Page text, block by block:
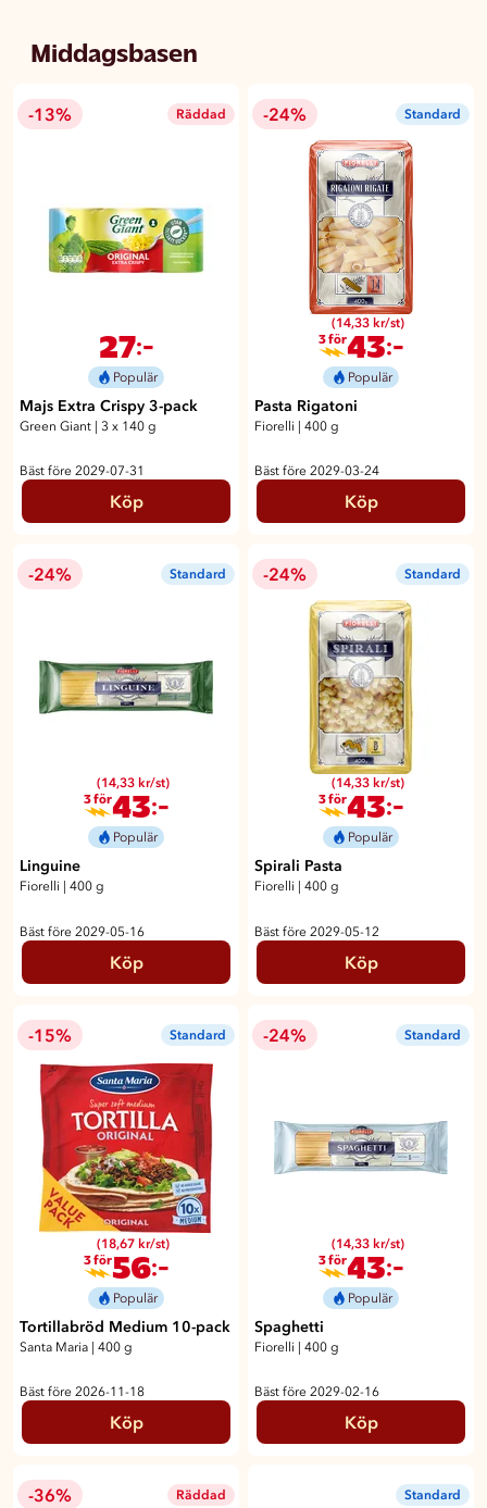
Middagsbasen
-13% Räddad
27:-
Populär
Majs Extra Crispy 3-pack
Green Giant | 3 x 140 g
Bäst före 2029-07-31
Köp
-24% Standard
(14,33 kr/st)
3 för43:-
Populär
Pasta Rigatoni
Fiorelli | 400 g
Bäst före 2029-03-24
Köp
-24% Standard
(14,33 kr/st)
3 för43:-
Populär
Linguine
Fiorelli 400 g
Bäst före 2029-05-16
Köp
-24% Standard
(14,33 kr/st)
3 för43:-
Populär
Spirali Pasta
Fiorelli 400 g
Bäst före 2029-05-12
Köp
-15% Standard
(18,67 kr/st)
3 för56:-
Populär
Tortillabröd Medium 10-pack
Santa Maria | 400 g
Bäst före 2026-11-18
Köp
-24% Standard
(14,33 kr/st)
3 för43:-
Populär
Spaghetti
Fiorelli | 400 g
Bäst före 2029-02-16
Köp
-36% Räddad Standard